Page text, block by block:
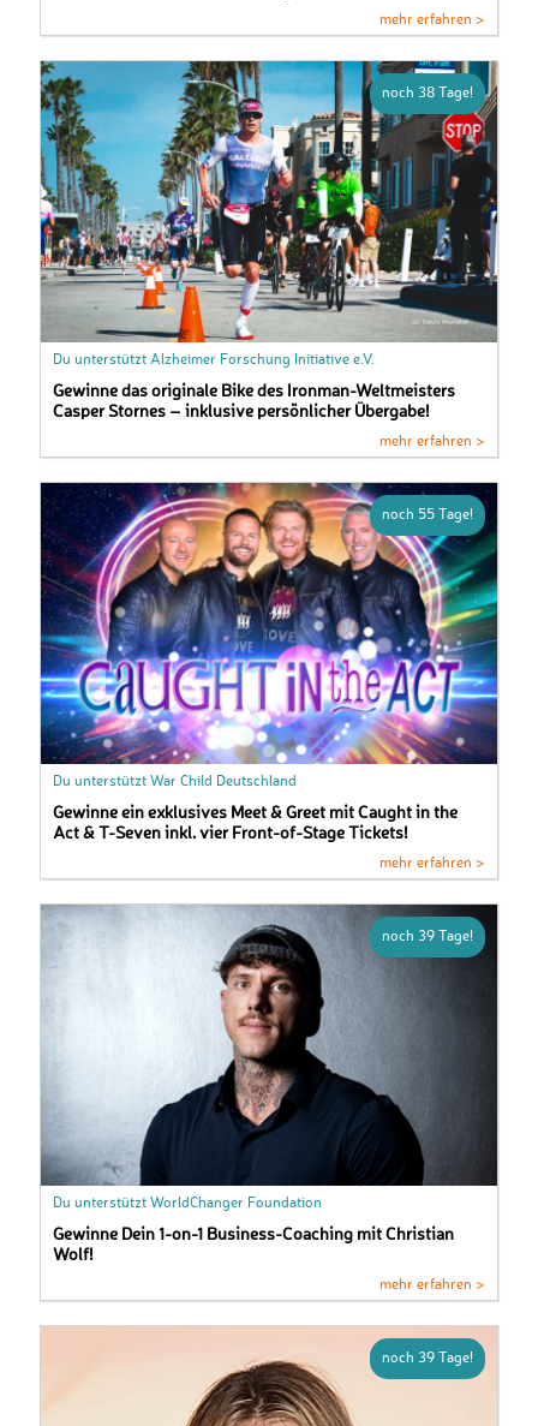
mehr erfahren >
noch 38 Tage!
Du unterstützt Alzheimer Forschung Initiative e.V.
Gewinne das originale Bike des Ironman-Weltmeisters
Casper Stornes – inklusive persönlicher Übergabe!
mehr erfahren >
noch 55 Tage!
Du unterstützt War Child Deutschland
Gewinne ein exklusives Meet & Greet mit Caught in the
Act & T-Seven inkl. vier Front-of-Stage Tickets!
mehr erfahren >
noch 39 Tage!
Du unterstützt WorldChanger Foundation
Gewinne Dein 1-on-1 Business-Coaching mit Christian
Wolf!
mehr erfahren >
noch 39 Tage!